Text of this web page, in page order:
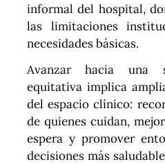
informal del hospital,
las limitaciones
necesidades básicas.
Avanzar hacia una
equitativa implica
del espacio clínico:
de quienes cuidan,
espera y promover
decisiones más